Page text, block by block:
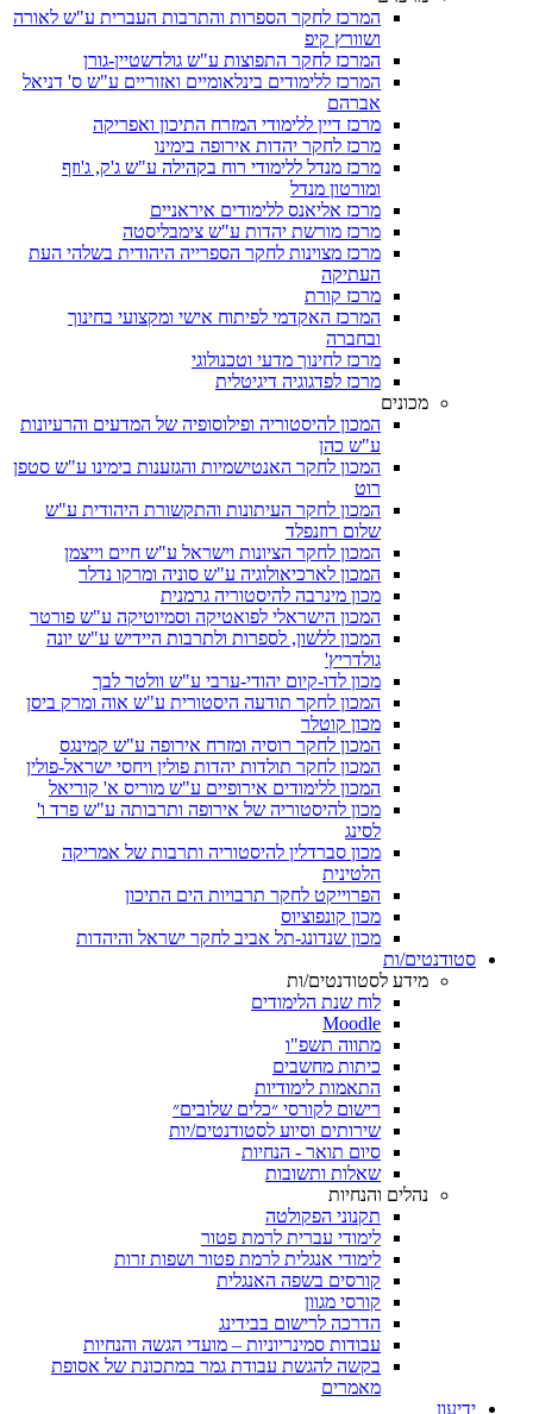
המרכז לחקר הספרות והתרבות העברית ע"ש לאורה
ושוורץ קיפ
המרכז לחקר התפוצות ע"ש גולדשטיין-גורן
המרכז ללימודים בינלאומיים ואזוריים ע"ש ס' דניאל
אברהם
מרכז דיין ללימודי המזרח התיכון ואפריקה
מרכז לחקר יהדות אירופה בימינו
מרכז מנדל ללימודי רוח בקהילה ע"ש ג'ק, ג'וזף
ומורטון מנדל
מרכז אליאנס ללימודים איראניים
מרכז מורשת יהדות ע"ש צימבליסטה
מרכז מצוינות לחקר הספרייה היהודית בשלהי העת
העתיקה
מרכז קורת
המרכז האקדמי לפיתוח אישי ומקצועי בחינוך
ובחברה
מרכז לחינוך מדעי וטכנולוגי
מרכז לפדגוגיה דיגיטלית
מכונים
המכון להיסטוריה ופילוסופיה של המדעים והרעיונות
ע"ש כהן
המכון לחקר האנטישמיות והגזענות בימינו ע"ש סטפן
רוט
המכון לחקר העיתונות והתקשורת היהודית ע"ש
שלום רוזנפלד
המכון לחקר הציונות וישראל ע"ש חיים וייצמן
המכון לארכיאולוגיה ע"ש סוניה ומרקו נדלר
מכון מינרבה להיסטוריה גרמנית
המכון הישראלי לפואטיקה וסמיוטיקה ע"ש פורטר
המכון ללשון, לספרות ולתרבות היידיש ע"ש יונה
גולדריץ'
מכון לדו-קיום יהודי-ערבי ע"ש וולטר לבך
המכון לחקר תודעה היסטורית ע"ש אוה ומרק ביסן
מכון קוטלר
המכון לחקר רוסיה ומזרח אירופה ע"ש קמינגס
המכון לחקר תולדות יהדות פולין ויחסי ישראל-פולין
המכון ללימודים אירופיים ע"ש מוריס א' קוריאל
מכון להיסטוריה של אירופה ותרבותה ע"ש פרד ו'
לסינג
מכון סברדלין להיסטוריה ותרבות של אמריקה
הלטינית
הפרוייקט לחקר תרבויות הים התיכון
מכון קונפוציוס
מכון שנדונג-תל אביב לחקר ישראל והיהדות
סטודנטים/ות
מידע לסטודנטים/ות
לוח שנת הלימודים
Moodle
מתווה תשפ"ו
כיתות מחשבים
התאמות לימודיות
רישום לקורסי ״כלים שלובים״
שירותים וסיוע לסטודנטים/יות
סיום תואר - הנחיות
שאלות ותשובות
נהלים והנחיות
תקנוני הפקולטה
לימודי עברית לרמת פטור
לימודי אנגלית לרמת פטור ושפות זרות
קורסים בשפה האנגלית
קורסי מגוון
הדרכה לרישום בבידינג
עבודות סמינריוניות – מועדי הגשה והנחיות
בקשה להגשת עבודת גמר במתכונת של אסופת
מאמרים
ידיעון